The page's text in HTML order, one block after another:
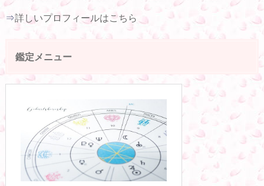
⇒詳しいプロフィールはこちら
鑑定メニュー